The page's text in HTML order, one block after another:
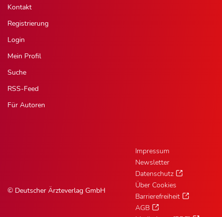
Kontakt
Registrierung
Login
Mein Profil
Suche
RSS-Feed
Für Autoren
© Deutscher Ärzteverlag GmbH
Impressum
Newsletter
Datenschutz
Über Cookies
Barrierefreiheit
AGB